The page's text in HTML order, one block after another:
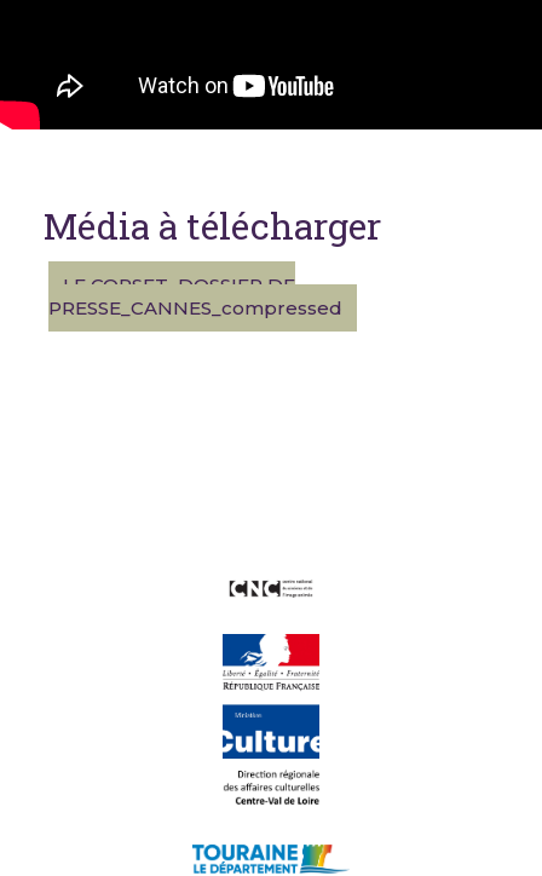
Média à télécharger
LE CORSET_DOSSIER DE
PRESSE_CANNES_compressed